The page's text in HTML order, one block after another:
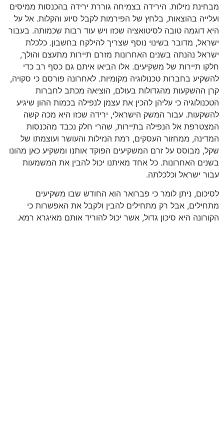
מבחינת נזילות. הירידה בצמיחה גוררת ירידה בהכנסות ממיסים
ועלייה בהוצאות, בלחץ של הפירמות לקבל סיוע והקלות. אל על
היא דוגמה טובה לסיטואציה שכזו ויש עוד רבות שכמותה. בעבור
ישראל, מדובר בשינוי נוסף שצריך להילקח בחשבון. כלכלת
ישראל נהנתה בשנים האחרונות מזרם תיירות מתעצם והולך,
חלקו תיירות של משקיעים. אלו הביאו איתם גם כסף רב כדי
להשקיע בחברות טכנולוגיה מקומיות. לאחרונה פורסם כי סקויה,
קרן ההשקעות מהגדולות בעולם, הוציאה מכתב לחברות
הטכנולוגיה כי עליהן להכין את עצמן לנפילה בכמות ההון שיגיע
להשקעות. עבור המשק הישראלי, ירידה שכזו היא מכה קשה
המצטרפת אל הנפילה בתיירות, שהרי חלק נכבד מהכנסות
המדינה, ממחזור העסקים, רמת הנזילות והעושר ועוצמתו של
שקל, מבוסס על זרם המשקיעים הפוקד אותנו ומשקיע כאן מהונו
בשנים האחרונות. כל אחד מאיתנו יכול להבין את המשמעות
עבור ישראל וכלכלתה.
לסיכום, ניתן לומר כי פברואר הוא החודש שבו משקיעים
מתחילים, אבל רק מתחילים להבין ולקבל את האפשרות כי
הקורונה היא סיכון גדול, אשר יכול להוריד אותם מאיגרא רמא.